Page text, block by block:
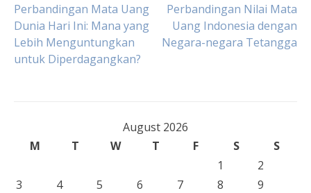
Post
navigation
Perbandingan Mata Uang
Dunia Hari Ini: Mana yang
Lebih Menguntungkan
untuk Diperdagangkan?
Perbandingan Nilai Mata
Uang Indonesia dengan
Negara-negara Tetangga
August 2026
M
T W T F S
S
1
2
3
4 5 6 7 8
9